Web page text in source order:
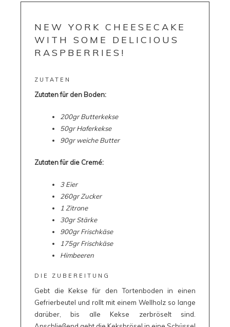
NEW YORK CHEESECAKE
WITH SOME DELICIOUS
RASPBERRIES!
ZUTATEN
Zutaten für den Boden:
200gr Butterkekse
50gr Haferkekse
90gr weiche Butter
Zutaten für die Cremé:
3 Eier
260gr Zucker
1 Zitrone
30gr Stärke
900gr Frischkäse
175gr Frischkäse
Himbeeren
DIE ZUBEREITUNG
Gebt die Kekse für den Tortenboden in einen
Gefrierbeutel und rollt mit einem Wellholz so lange
darüber, bis alle Kekse zerbröselt sind.